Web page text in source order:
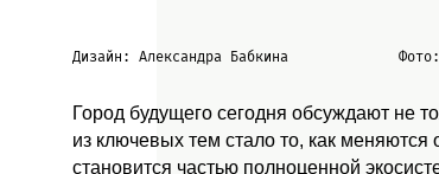
Дизайн: Александра Бабкина
Город будущего сегодня обсуждают не
из ключевых тем стало то, как
становится частью полноценной